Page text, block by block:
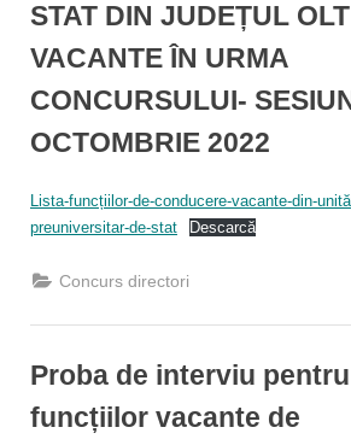
STAT DIN JUDEȚUL
VACANTE ÎN URMA
CONCURSULUI-
OCTOMBRIE 2022
Posted
on
04/10/2022
By
Matematica Inspector
Lista-funcțiilor-de-conducere-vacante-din-
preuniversitar-de-stat
Descarcă
Concurs directori
Proba de interviu
funcțiilor vacante de